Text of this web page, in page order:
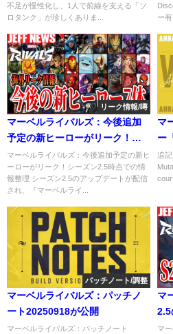
不足が慢性化し、1人で前線を支える「ソ
ロタンク」が珍しくありま...
ー有
リーク情報/噂
マーベルライバルズ：今後追加
予定の新ヒーローがリーク！シ
ーズン2.5時点での最新情報整理
マーベルライバルズ：今後追加予定の新ヒ
ーローがリーク！シーズン2.5時点での情
報整理 シーズン2.5のアップデートが配信
され、『マーベルライ...
マ
ー
の
ド
追
パッチノート/調整
マーベルライバルズ：パッチノ
ート20250918が公開
マーベルライバルズ：パッチノート
マ
2.5
マ